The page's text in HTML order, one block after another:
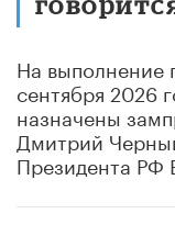
На выполнение
сентября 2026
назначены
Дмитрий
Президента РФ